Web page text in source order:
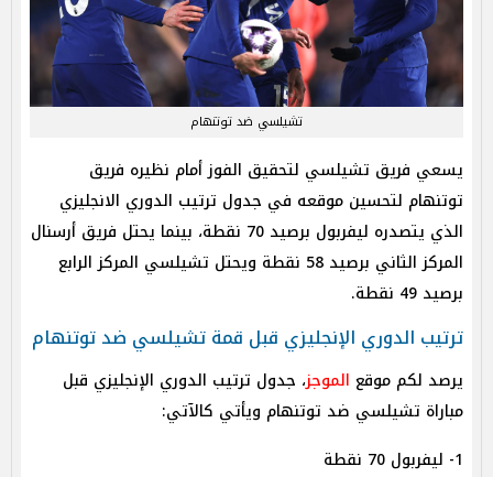
تشيلسي ضد توتنهام
يسعي فريق تشيلسي لتحقيق الفوز أمام نظيره فريق
توتنهام لتحسين موقعه في جدول ترتيب الدوري الانجليزي
الذي يتصدره ليفربول برصيد 70 نقطة، بينما يحتل فريق أرسنال
المركز الثاني برصيد 58 نقطة ويحتل تشيلسي المركز الرابع
برصيد 49 نقطة.
ترتيب الدوري الإنجليزي قبل قمة تشيلسي ضد توتنهام
يرصد لكم موقع الموجز، جدول ترتيب الدوري الإنجليزي قبل
مباراة تشيلسي ضد توتنهام ويأتي كالآتي:
1- ليفربول 70 نقطة